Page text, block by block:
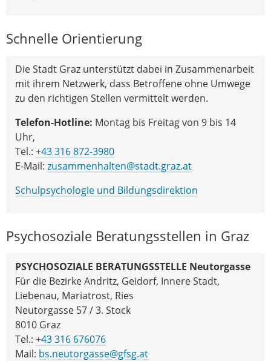
Schnelle Orientierung
Die Stadt Graz unterstützt dabei in Zusammenarbeit
mit ihrem Netzwerk, dass Betroffene ohne Umwege
zu den richtigen Stellen vermittelt werden.
Telefon-Hotline: Montag bis Freitag von 9 bis 14
Uhr,
Tel.: +43 316 872-3980
E-Mail: zusammenhalten@stadt.graz.at
Schulpsychologie und Bildungsdirektion
Psychosoziale Beratungsstellen in Graz
PSYCHOSOZIALE BERATUNGSSTELLE Neutorgasse
Für die Bezirke Andritz, Geidorf, Innere Stadt,
Liebenau, Mariatrost, Ries
Neutorgasse 57 / 3. Stock
8010 Graz
Tel.: +43 316 676076
Mail: bs.neutorgasse@gfsg.at